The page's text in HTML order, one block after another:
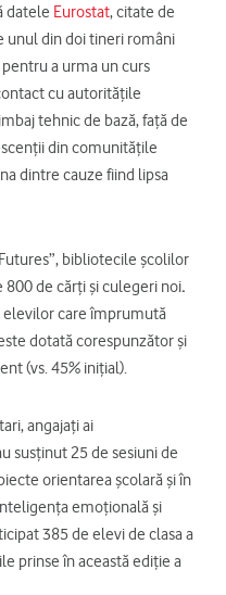
datele Eurostat, citate de
unul din doi tineri români
a urma un curs
cu autoritățile
tehnic de bază, față de
din comunitățile
dintre cauze fiind lipsa
bibliotecile școlilor
de cărți și culegeri noi.
care împrumută
dotată corespunzător și
(vs. 45% inițial).
angajați ai
susținut 25 de sesiuni de
orientarea școlară și în
emoțională și
385 de elevi de clasa a
prinse în această ediție a